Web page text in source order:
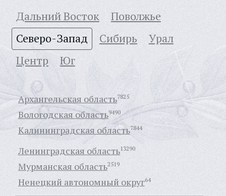
Дальний Восток
Поволжье
Северо-Запад
Сибирь
Урал
Центр
Юг
Архангельская область7825
Вологодская область9490
Калининградская область7844
Ленинградская область13290
Мурманская область2519
Ненецкий автономный округ64